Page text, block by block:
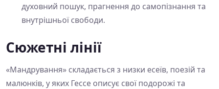
духовний пошук, прагнення до самопізнання та
внутрішньої свободи.
Сюжетні лінії
«Мандрування» складається з низки есеїв, поезій та
малюнків, у яких Гессе описує свої подорожі та